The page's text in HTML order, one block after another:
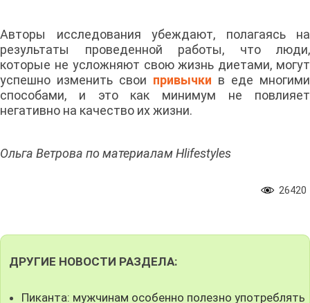
Авторы исследования убеждают, полагаясь на
результаты проведенной работы, что люди,
которые не усложняют свою жизнь диетами, могут
успешно изменить свои привычки в еде многими
способами, и это как минимум не повлияет
негативно на качество их жизни.
Ольга Ветрова по материалам Hlifestyles
26420
ДРУГИЕ НОВОСТИ РАЗДЕЛА:
Пиканта: мужчинам особенно полезно употреблять